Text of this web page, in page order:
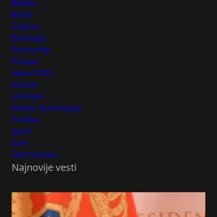
Balkan
Biznis
Društvo
Ekologija
Ekonomija
Evropa
Izbori 2023
Kultura
Lifestyle
Nauka i tehnologija
Politika
Sport
Svet
Zanimljivosti
Najnovije vesti